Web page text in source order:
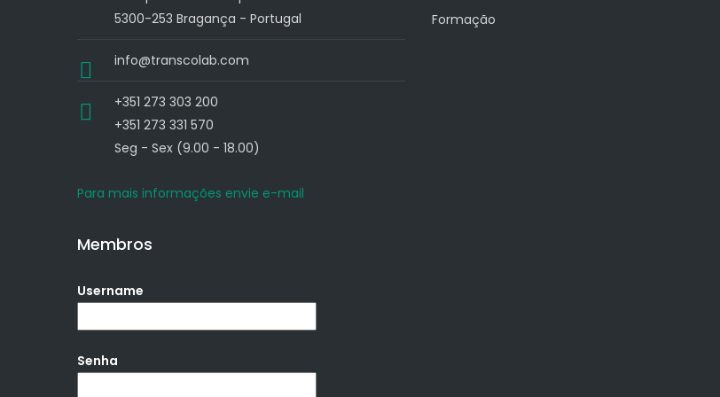
5300-253 Bragança - Portugal
info@transcolab.com
+351 273 303 200
+351 273 331 570
Seg - Sex (9.00 - 18.00)
Para mais informações envie e-mail
Formação
Membros
Username
Senha